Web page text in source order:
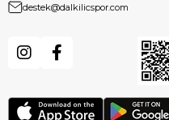
destek@dalkilicspor.com